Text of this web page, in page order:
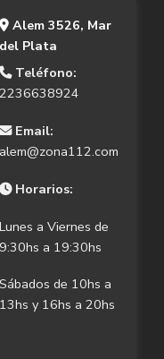
Alem 3526, Mar
del Plata
Teléfono:
2236638924
Email:
alem@zona112.com
Horarios:
Lunes a Viernes de
9:30hs a 19:30hs
Sábados de 10hs a
13hs y 16hs a 20hs